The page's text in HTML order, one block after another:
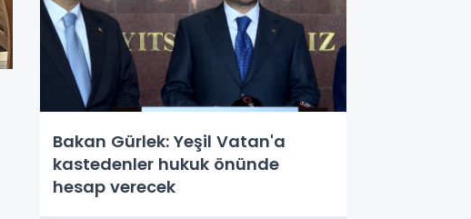
Bakan Gürlek: Yeşil Vatan'a
kastedenler hukuk önünde
hesap verecek